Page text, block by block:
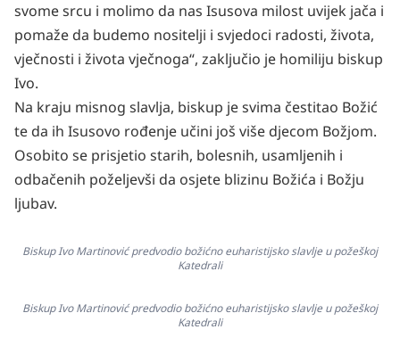
svome srcu i molimo da nas Isusova milost uvijek jača i
pomaže da budemo nositelji i svjedoci radosti, života,
vječnosti i života vječnoga“, zaključio je homiliju biskup
Ivo.
Na kraju misnog slavlja, biskup je svima čestitao Božić
te da ih Isusovo rođenje učini još više djecom Božjom.
Osobito se prisjetio starih, bolesnih, usamljenih i
odbačenih poželjevši da osjete blizinu Božića i Božju
ljubav.
Biskup Ivo Martinović predvodio božićno euharistijsko slavlje u požeškoj
Katedrali
Biskup Ivo Martinović predvodio božićno euharistijsko slavlje u požeškoj
Katedrali